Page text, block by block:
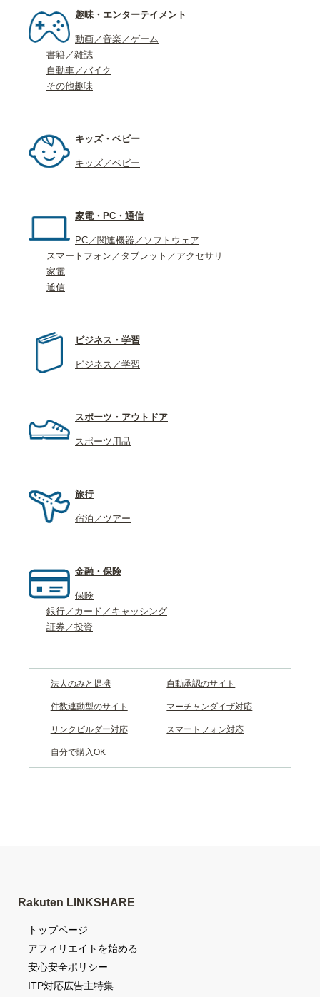
趣味・エンターテイメント
動画／音楽／ゲーム
書籍／雑誌
自動車／バイク
その他趣味
キッズ・ベビー
キッズ／ベビー
家電・PC・通信
PC／関連機器／ソフトウェア
スマートフォン／タブレット／アクセサリ
家電
通信
ビジネス・学習
ビジネス／学習
スポーツ・アウトドア
スポーツ用品
旅行
宿泊／ツアー
金融・保険
保険
銀行／カード／キャッシング
証券／投資
法人のみと提携 自動承認のサイト
件数連動型のサイト マーチャンダイザ対応
リンクビルダー対応 スマートフォン対応
自分で購入OK
Rakuten LINKSHARE
トップページ
アフィリエイトを始める
安心安全ポリシー
ITP対応広告主特集